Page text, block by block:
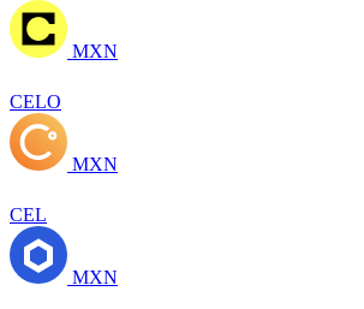
MXN
CELO
MXN
CEL
MXN